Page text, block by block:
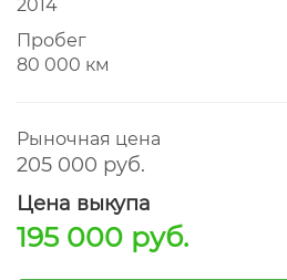
2014
Пробег
80 000 км
Рыночная цена
205 000 руб.
Цена выкупа
195 000 руб.